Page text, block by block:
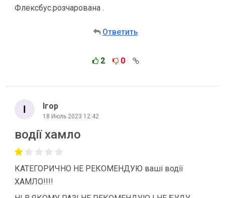
Флексбус.розчарована .
Ответить
2 0
Ігор
18 Июль 2023 12:42
водії хамло
КАТЕГОРИЧНО НЕ РЕКОМЕНДУЮ ваші водії
ХАМЛО!!!!